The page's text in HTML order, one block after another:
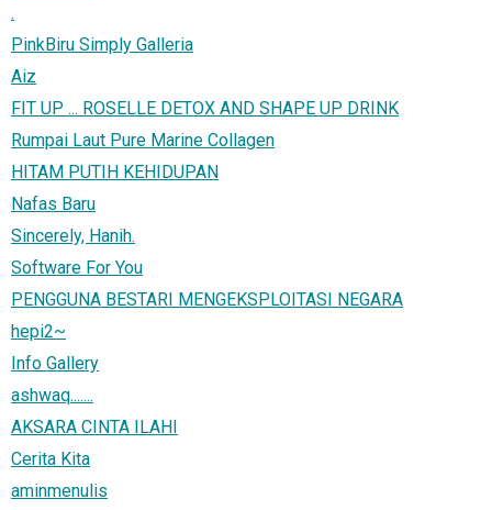
.
PinkBiru Simply Galleria
Aiz
FIT UP ... ROSELLE DETOX AND SHAPE UP DRINK
Rumpai Laut Pure Marine Collagen
HITAM PUTIH KEHIDUPAN
Nafas Baru
Sincerely, Hanih.
Software For You
PENGGUNA BESTARI MENGEKSPLOITASI NEGARA
hepi2~
Info Gallery
ashwaq.......
AKSARA CINTA ILAHI
Cerita Kita
aminmenulis